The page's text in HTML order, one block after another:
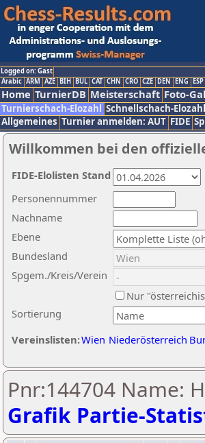
Logged on: Gast
Arabic ARM AZE BIH BUL CAT CHN CRO CZE DEN ENG ESP
Home TurnierDB Meisterschaft Foto-
Turnierschach-Elozahl Schnellschach-Elozahl
Allgemeines Turnier anmelden: AUT FIDE
Willkommen bei den
Nachname
Ebene
Sortierung
Personennummer
Bundesland
Spgem./Kreis/Verein
Nur
Vereinslisten:Wien Niederösterreich
FIDE-Elolisten Stand
Pnr:144704 Name:
Grafik Partie-